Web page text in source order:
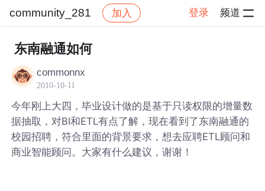
community_281 加入 登录 频道
社区 community_281
东南融通如何
commonnx
2010-10-11
今年刚上大四，毕业设计做的是基于只读权限的增量数
据抽取，对BI和ETL有点了解，现在看到了东南融通的
校园招聘，符合里面的背景要求，想去应聘ETL顾问和
商业智能顾问。大家有什么建议，谢谢！